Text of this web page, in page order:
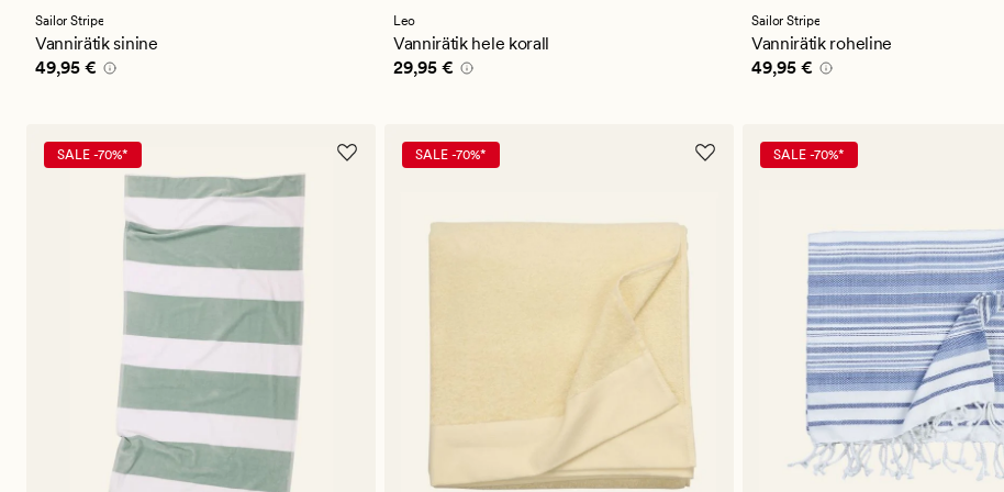
hinnanguga
5
Sailor Stripe
Vannirätik sinine
Pris_ee 49,95 €
49,95 €
hinnanguga
4.5
Leo
Vannirätik hele korall
Pris_ee 29,95 €
29,95 €
hinnanguga
5
Sailor Stripe
Vannirätik roheline
Pris_ee 49,95 €
49,95 €
SALE -70%* SALE -70%* SALE -70%*